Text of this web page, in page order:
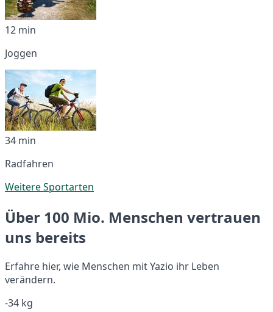
12 min
Joggen
34 min
Radfahren
Weitere Sportarten
Über 100 Mio. Menschen vertrauen
uns bereits
Erfahre hier, wie Menschen mit Yazio ihr Leben
verändern.
-34 kg